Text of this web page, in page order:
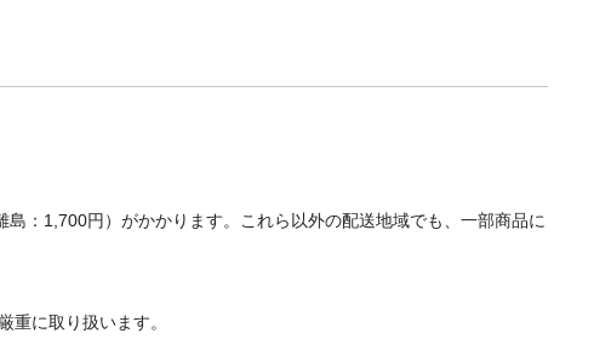
：1,700円）がかかります。これら以外の配送地域でも、一部商品に
重に取り扱います。